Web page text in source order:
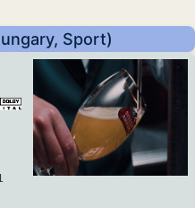
Sport)